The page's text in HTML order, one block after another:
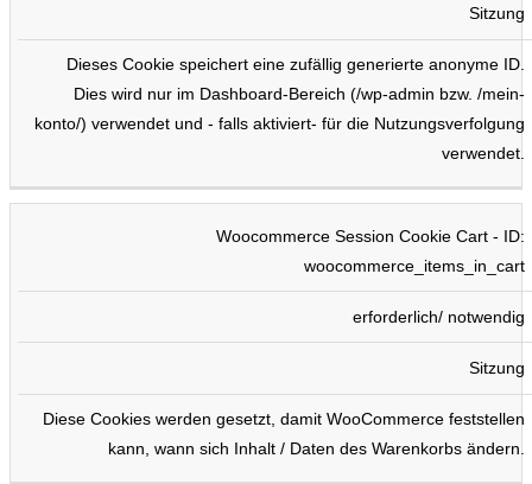
Sitzung
Dieses Cookie speichert eine zufällig generierte anonyme ID.
Dies wird nur im Dashboard-Bereich (/wp-admin bzw. /mein-
konto/) verwendet und - falls aktiviert- für die Nutzungsverfolgung
verwendet.
Woocommerce Session Cookie Cart - ID:
woocommerce_items_in_cart
erforderlich/ notwendig
Sitzung
Diese Cookies werden gesetzt, damit WooCommerce feststellen
kann, wann sich Inhalt / Daten des Warenkorbs ändern.